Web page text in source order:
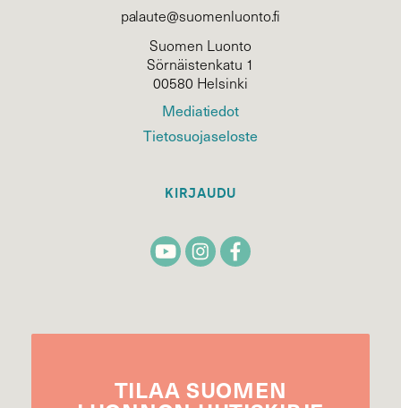
palaute@suomenluonto.fi
Suomen Luonto
Sörnäistenkatu 1
00580 Helsinki
Mediatiedot
Tietosuojaseloste
KIRJAUDU
TILAA SUOMEN